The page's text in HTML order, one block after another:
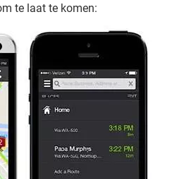
te laat te komen: